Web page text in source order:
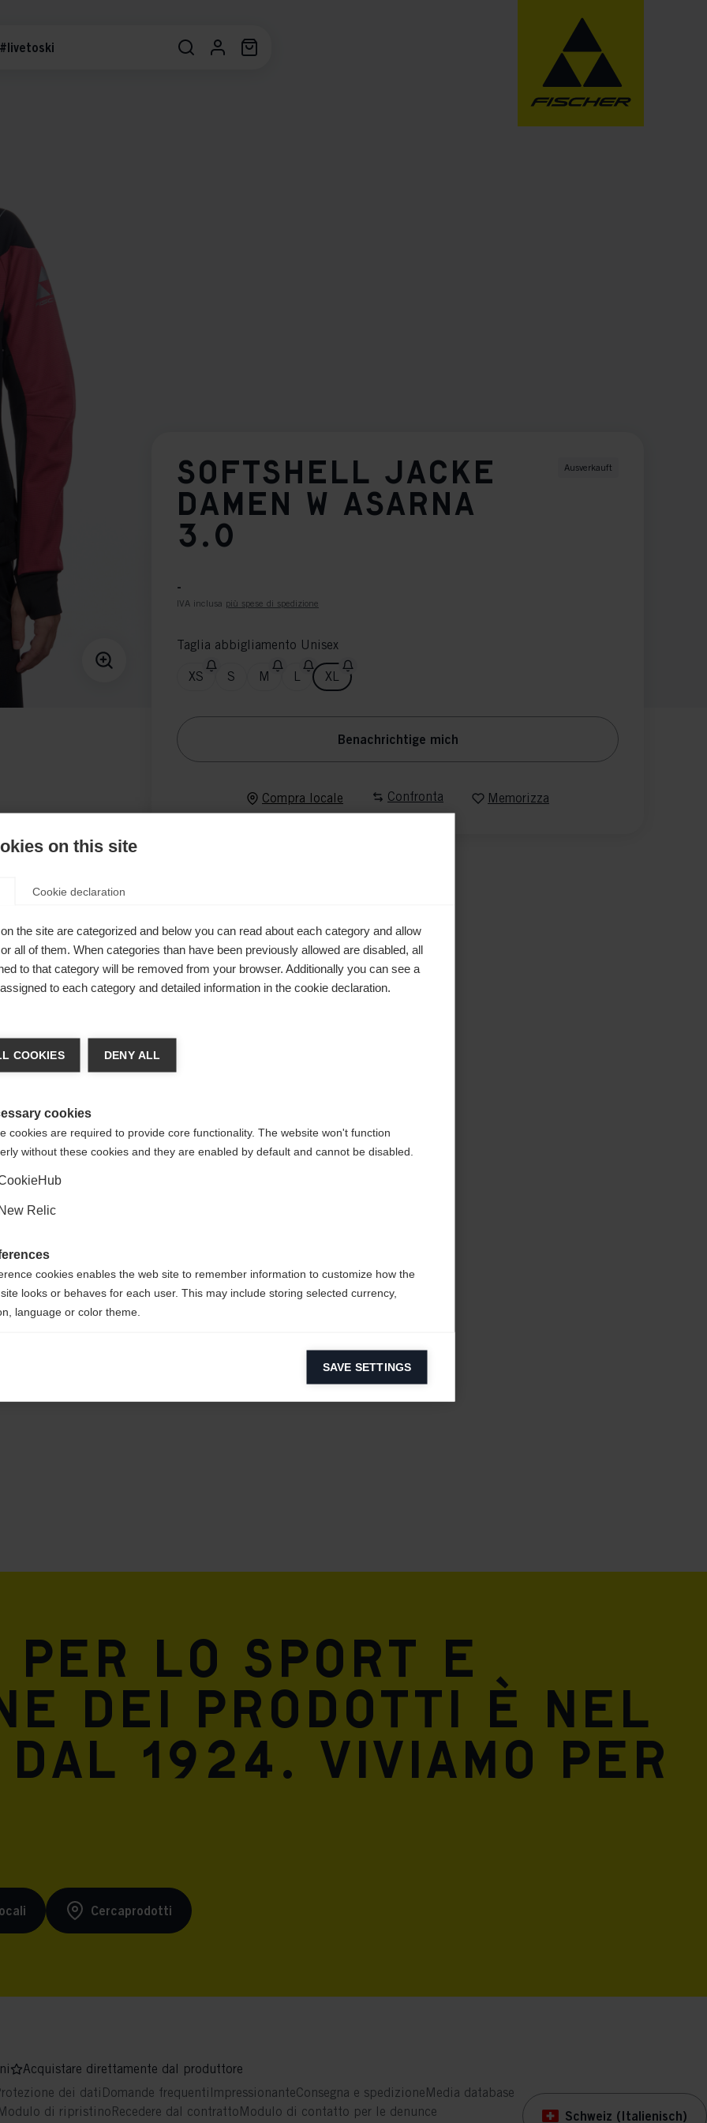
#livetoski
SOFTSHELL JACKE
DAMEN W ASARNA
3.0
Ausverkauft
-
IVA inclusa più spese di spedizione
Taglia abbigliamento Unisex
XS S M L XL
Benachrichtige mich
Compra locale Confronta Memorizza
è adatta
una
il corpo
a
sul
frontale a
garage
tasche
ampio
rapporto
92%
per lo sport e
dei prodotti è nel
1924. Viviamo per
Cercaprodotti
Acquistare direttamente dal produttore
dei dati Domande frequenti ImpressionanteConsegna e spedizioneMedia database
di ripristinoRecedere dal contrattoModulo di contatto per le denunce Schweiz (Italienisch)
wechseln
Staaten (Englisch)
Ja, ich möchte umgeleitet werden
on this site
Cookie declaration
the site are categorized and below you can read about each category and allow
all of them. When categories than have been previously allowed are disabled, all
to that category will be removed from your browser. Additionally you can see a
to each category and detailed information in the cookie declaration.
COOKIES DENY ALL
cookies
cookies are required to provide core functionality. The website won't function
without these cookies and they are enabled by default and cannot be disabled.
New Relic
cookies enables the web site to remember information to customize how the
looks or behaves for each user. This may include storing selected currency,
language or color theme.
cookies help us improve our website by collecting and reporting information on
SAVE SETTINGS